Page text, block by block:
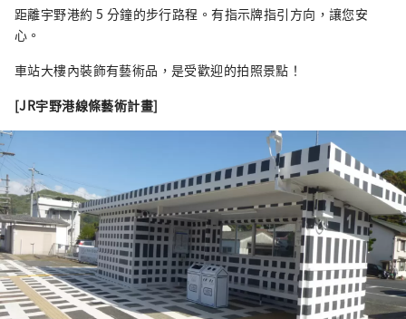
距離宇野港約 5 分鐘的步行路程。有指示牌指引方向，讓您安
心。
車站大樓內裝飾有藝術品，是受歡迎的拍照景點！
[JR宇野港線條藝術計畫]